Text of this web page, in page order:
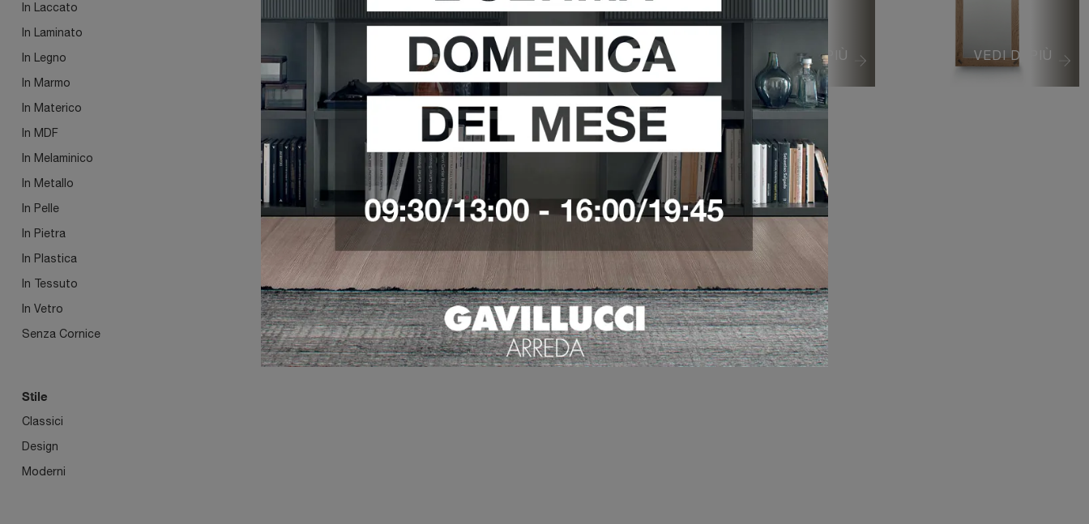
In Laccato
In Laminato
In Legno
In Marmo
In Materico
In MDF
In Melaminico
In Metallo
In Pelle
In Pietra
In Plastica
In Tessuto
In Vetro
Senza Cornice
Stile
Classici
Design
Moderni
VEDI DI PIÙ VEDI DI PIÙ VEDI DI PIÙ VEDI DI PIÙ
VEDI DI PIÙ
SPECCHIO
QUADRA